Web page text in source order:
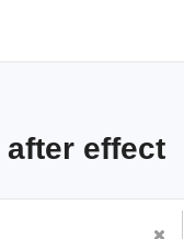
after effect